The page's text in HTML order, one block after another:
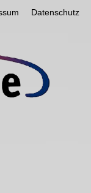
Datenschutz